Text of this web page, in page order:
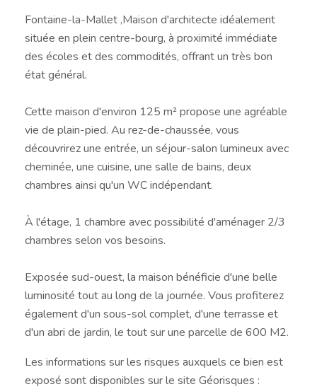
Fontaine-la-Mallet ,Maison d'architecte idéalement
située en plein centre-bourg, à proximité immédiate
des écoles et des commodités, offrant un très bon
état général.
Cette maison d'environ 125 m² propose une agréable
vie de plain-pied. Au rez-de-chaussée, vous
découvrirez une entrée, un séjour-salon lumineux avec
cheminée, une cuisine, une salle de bains, deux
chambres ainsi qu'un WC indépendant.
À l'étage, 1 chambre avec possibilité d'aménager 2/3
chambres selon vos besoins.
Exposée sud-ouest, la maison bénéficie d'une belle
luminosité tout au long de la journée. Vous profiterez
également d'un sous-sol complet, d'une terrasse et
d'un abri de jardin, le tout sur une parcelle de 600 M2.
Les informations sur les risques auxquels ce bien est
exposé sont disponibles sur le site Géorisques :